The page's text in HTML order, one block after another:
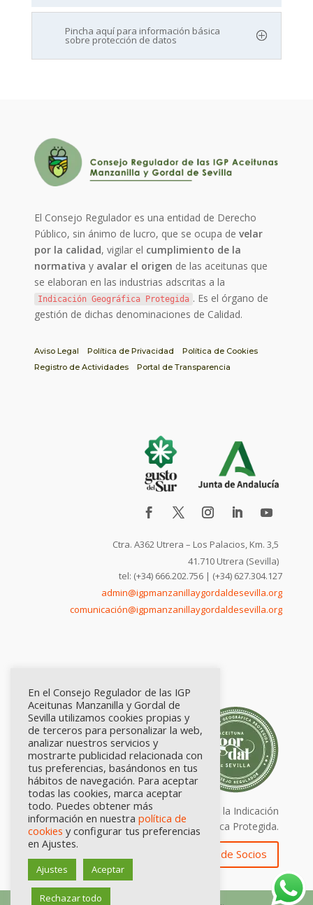
Pincha aquí para información básica
sobre protección de datos
El Consejo Regulador es una entidad de Derecho
Público, sin ánimo de lucro, que se ocupa develar
por la calidad, vigilar el cumplimiento de la
normativa y avalar el origen de las aceitunas que
se elaboran en las industrias adscritas a la
Indicación Geográfica Protegida . Es el órgano de
gestión de dichas denominaciones de Calidad.
Aviso Legal Política de Privacidad
Política de Cookies
Registro de Actividades
Portal de Transparencia
Ctra. A362 Utrera – Los Palacios, Km. 3,5
41.710 Utrera (Sevilla)
tel: (+34) 666.202.756 | (+34) 627.304.127
admin@igpmanzanillaygordaldesevilla.org
comunicación@igpmanzanillaygordaldesevilla.org
Calidad certificada por Origen. Sellos de la Indicación
Geográfica Protegida.
Zona de Socios
En el Consejo Regulador de las IGP
Aceitunas Manzanilla y Gordal de
Sevilla utilizamos cookies propias y
de terceros para personalizar la web,
analizar nuestros servicios y
mostrarte publicidad relacionada con
tus preferencias, basándonos en tus
hábitos de navegación. Para aceptar
todas las cookies, marca aceptar
todo. Puedes obtener más
información en nuestra política de
cookies y configurar tus preferencias
en Ajustes.
Ajustes Aceptar
Rechazar todo